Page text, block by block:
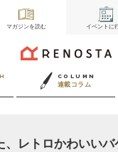
マガジンを読む イベント に
COLUMN
連載コラム
、レトロかわいいバ